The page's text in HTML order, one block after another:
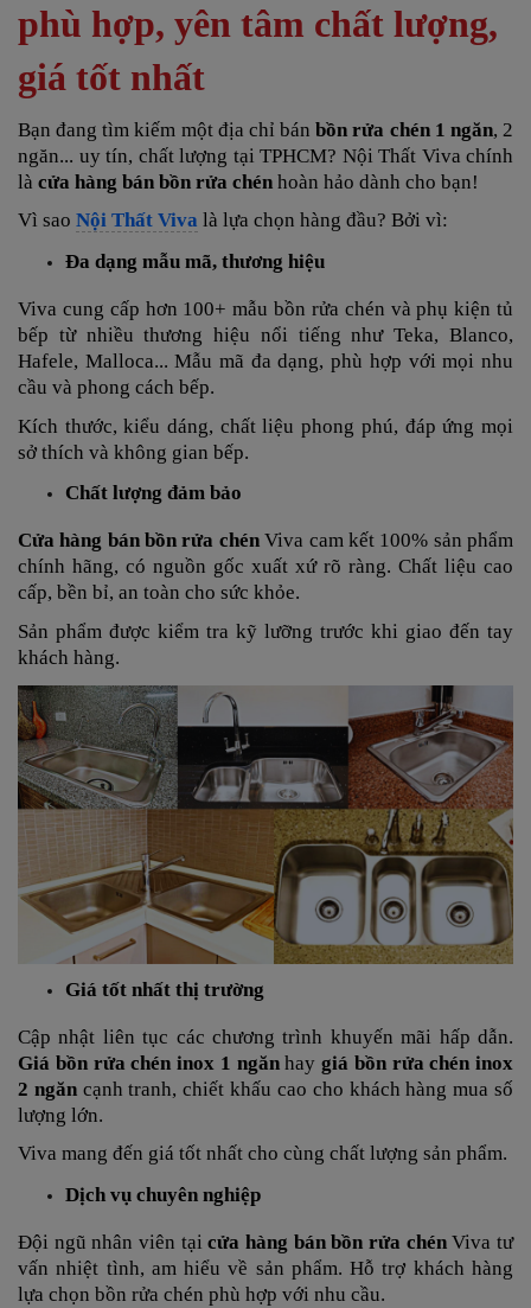
phù hợp, yên tâm chất lượng,
giá tốt nhất
Bạn đang tìm kiếm một địa chỉ bánbồn rửa chén 1 ngăn, 2
ngăn... uy tín, chất lượng tại TPHCM? Nội Thất Viva chính
là cửa hàng bán bồn rửa chén hoàn hảo dành cho bạn!
Vì sao Nội Thất Viva là lựa chọn hàng đầu? Bởi vì:
Đa dạng mẫu mã, thương hiệu
Viva cung cấp hơn 100+ mẫu bồn rửa chén và phụ kiện tủ
bếp từ nhiều thương hiệu nổi tiếng như Teka, Blanco,
Hafele, Malloca... Mẫu mã đa dạng, phù hợp với mọi nhu
cầu và phong cách bếp.
Kích thước, kiểu dáng, chất liệu phong phú, đáp ứng mọi
sở thích và không gian bếp.
Chất lượng đảm bảo
Cửa hàng bán bồn rửa chénViva cam kết 100% sản phẩm
chính hãng, có nguồn gốc xuất xứ rõ ràng. Chất liệu cao
cấp, bền bỉ, an toàn cho sức khỏe.
Sản phẩm được kiểm tra kỹ lưỡng trước khi giao đến tay
khách hàng.
Giá tốt nhất thị trường
Cập nhật liên tục các chương trình khuyến mãi hấp dẫn.
Giá bồn rửa chén inox 1 ngănhay giá bồn rửa chén inox
2 ngăncạnh tranh, chiết khấu cao cho khách hàng mua số
lượng lớn.
Viva mang đến giá tốt nhất cho cùng chất lượng sản phẩm.
Dịch vụ chuyên nghiệp
Đội ngũ nhân viên tạicửa hàng bán bồn rửa chénViva tư
vấn nhiệt tình, am hiểu về sản phẩm. Hỗ trợ khách hàng
lựa chọn bồn rửa chén phù hợp với nhu cầu.